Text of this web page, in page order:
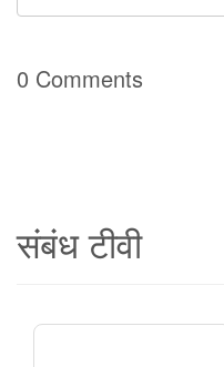
0 Comments
संबंध टीवी